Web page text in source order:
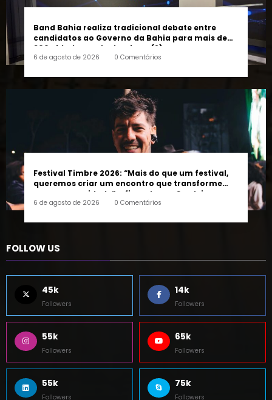
Band Bahia realiza tradicional debate entre
candidatos ao Governo da Bahia para mais de
300 cidades neste domingo (9)
6 de agosto de 2026 0 Comentários
Festival Timbre 2026: “Mais do que um festival,
queremos criar um encontro que transforme
pessoas e a cidade”, afirma Lucas Cordeiro
6 de agosto de 2026 0 Comentários
FOLLOW US
45k
Followers
14k
Followers
55k
Followers
65k
Followers
55k
Followers
75k
Followers